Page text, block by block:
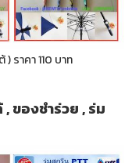
ราคา 110 บาท
, ของชำร่วย , ร่ม